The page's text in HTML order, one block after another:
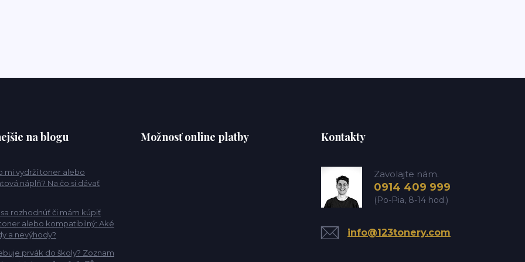
na blogu
mi vydrží toner alebo
náplň? Na čo si dávať
rozhodnúť či mám kúpiť
alebo kompatibilný: Aké
a nevýhody?
prvák do školy? Zoznam
Možnosť online platby Kontakty
Zavolajte nám.
0914 409 999
(Po-Pia, 8-14 hod.)
info@123tonery.com